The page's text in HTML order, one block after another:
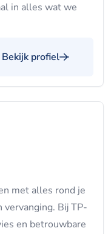
in alles wat we
Bekijk profiel
met alles rond je
Bij TP-
en betrouwbare